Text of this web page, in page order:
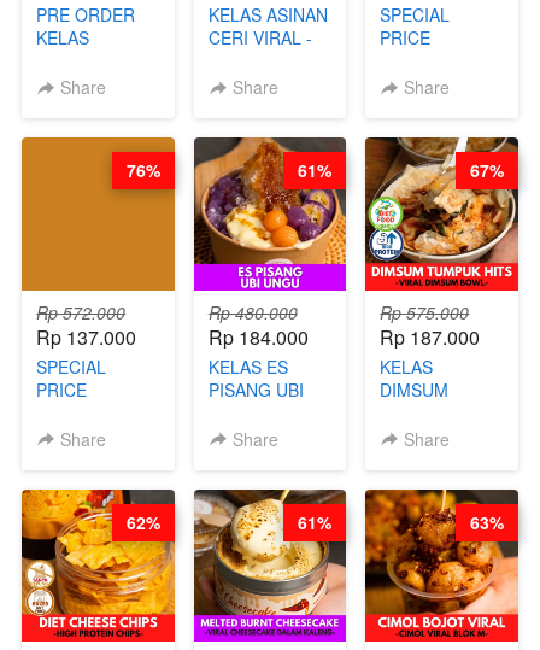
PRE ORDER
KELAS
LAYER CAKE -
SAUCE- BY
(TAYANG 18
Share
KELAS ASINAN
CERI VIRAL -
Share
SPECIAL
PRICE
KELAS KOPI &
BARISTA
ARISUDANA
(TANGGAL 10
AGS HARGA
NAIK! )
Share
Rp 572.000
Rp 137.000
SPECIAL
PRICE
KELAS CAKWE
DITA
(TANGGAL 10
AGS HARGA
NAIK! )
Share
76%
Rp 480.000
Rp 184.000
KELAS ES
PISANG UBI
CHEF DITA
Share
61%
Rp 575.000
Rp 187.000
KELAS
DIMSUM
- VIRAL
STEPHANIE
Share
67%
62% 61% 63%